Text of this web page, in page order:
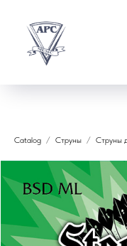
Catalog Струны Струны